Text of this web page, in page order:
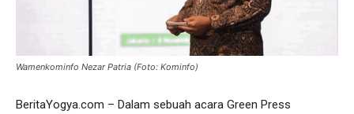
Wamenkominfo Nezar Patria (Foto: Kominfo)
BeritaYogya.com – Dalam sebuah acara Green Press